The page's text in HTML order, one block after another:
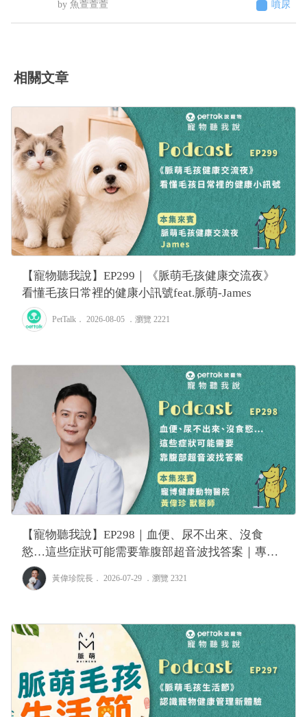
口說不是他們的問題，沒證據足以判斷是馬陸造成
壁 到後來床頭櫃、衣櫃、電腦螢幕、電腦主機 連在
情況該怎麼解決 被噴到很崩潰想送養了
魚萱萱萱 噴尿
相關文章
【寵物聽我說】EP299｜《脈萌毛孩健康交流夜》
看懂毛孩日常裡的健康小訊號feat.脈萌-James
PetTalk ． 2026-08-05 ． 瀏覽 2221
【寵物聽我說】EP298｜血便、尿不出來、沒食
慾…這些症狀可能需要靠腹部超音波找答案｜專業
獸醫—黃偉珍
黃偉珍院長 ． 2026-07-29 ． 瀏覽 2321